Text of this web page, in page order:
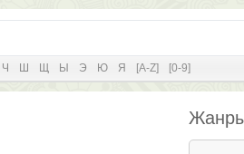
Ч Ш Щ Ы Э Ю Я [A-Z] [0-9]